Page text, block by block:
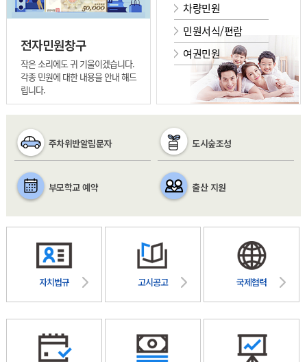
전자민원창구
작은 소리에도 귀 기울이겠습니다.
각종 민원에 대한 내용을 안내 해드
립니다.
차량민원
민원서식/편람
여권민원
주차위반알림문자
부모학교 예약
도시숲조성
출산 지원
자치법규 고시공고 국제협력